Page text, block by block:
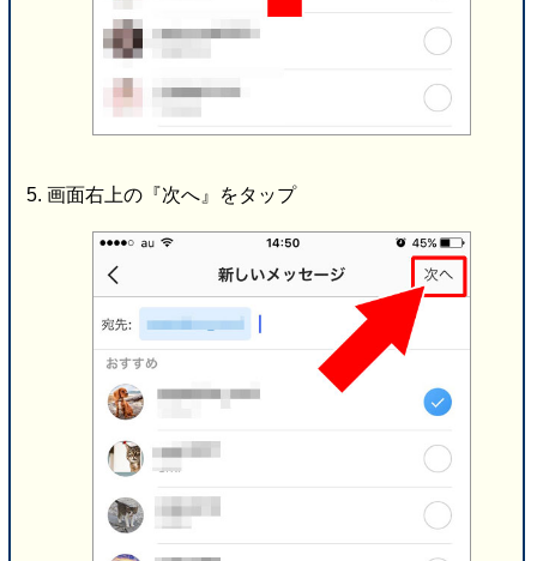
画面右上の『次へ』をタップ